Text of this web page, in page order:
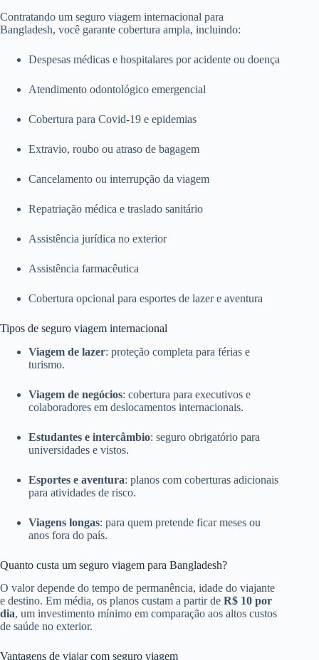
Contratando um seguro viagem internacional para
Bangladesh, você garante cobertura ampla, incluindo:
Despesas médicas e hospitalares por acidente ou doença
Atendimento odontológico emergencial
Cobertura para Covid-19 e epidemias
Extravio, roubo ou atraso de bagagem
Cancelamento ou interrupção da viagem
Repatriação médica e traslado sanitário
Assistência jurídica no exterior
Assistência farmacêutica
Cobertura opcional para esportes de lazer e aventura
Tipos de seguro viagem internacional
Viagem de lazer: proteção completa para férias e
turismo.
Viagem de negócios: cobertura para executivos e
colaboradores em deslocamentos internacionais.
Estudantes e intercâmbio: seguro obrigatório para
universidades e vistos.
Esportes e aventura: planos com coberturas adicionais
para atividades de risco.
Viagens longas: para quem pretende ficar meses ou
anos fora do país.
Quanto custa um seguro viagem para Bangladesh?
O valor depende do tempo de permanência, idade do viajante
e destino. Em média, os planos custam a partir de R$ 10 por
dia, um investimento mínimo em comparação aos altos custos
de saúde no exterior.
Vantagens de viajar com seguro viagem